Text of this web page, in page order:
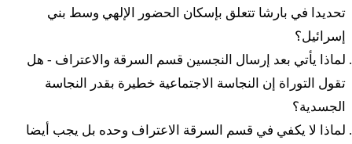
מח
וַיִּהְיוּ פְּקֻדֵיהֶם שְׁמֹנַת אֲלָפִים וַחֲמֵשׁ מֵאוֹת
וּשְׁמֹנִים׃
٤٩ عَل بّي أدوناي باقاد أوتام بْيَد موشيه إيش إيش عَل
عَبوداتو فْعَل مَسّاو أوفْقوداف أَشِر تسِفّا أدوناي إِت موشيه
تحديدا في بارشا تتعلق بإسكان الحضور الإلهي وسط بني
إسرائيل؟
لماذا يأتي بعد إرسال النجسين قسم السرقة والاعتراف - هل
تقول التوراة إن النجاسة الاجتماعية خطيرة بقدر النجاسة
الجسدية؟
لماذا لا يكفي في قسم السرقة الاعتراف وحده بل يجب أيضا